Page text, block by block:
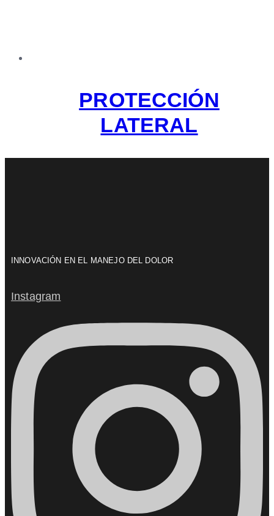
PROTECCIÓN
LATERAL
INNOVACIÓN EN EL MANEJO DEL DOLOR
Instagram